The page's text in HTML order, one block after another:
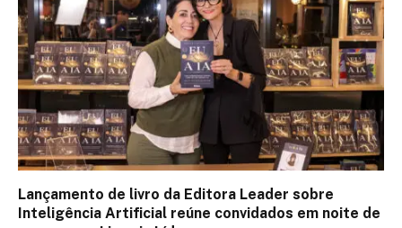
Lançamento de livro da Editora Leader sobre
Inteligência Artificial reúne convidados em noite de